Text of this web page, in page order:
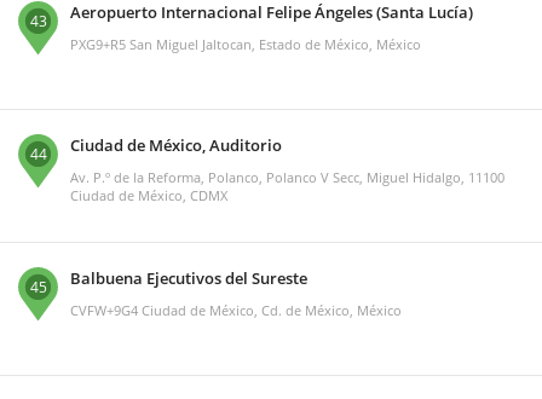
43 Aeropuerto Internacional Felipe Ángeles (Santa Lucía)
PXG9+R5 San Miguel Jaltocan, Estado de México, México
44 Ciudad de México, Auditorio
Av. P.º de la Reforma, Polanco, Polanco V Secc, Miguel Hidalgo, 11100
Ciudad de México, CDMX
45 Balbuena Ejecutivos del Sureste
CVFW+9G4 Ciudad de México, Cd. de México, México